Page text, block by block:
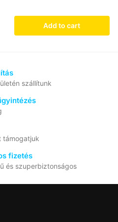
Add to cart
szállítunk
támogatjuk
fizetés
és szuperbiztonságos